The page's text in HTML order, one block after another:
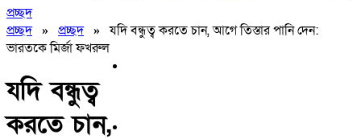
প্রচ্ছদ
প্রচ্ছদ» প্রচ্ছদ»যদি বন্ধুত্ব করতে চান, আগে তিস্তার পানি দেন:
ভারতকে মির্জা ফখরুল
যদি বন্ধুত্ব
করতে চান,